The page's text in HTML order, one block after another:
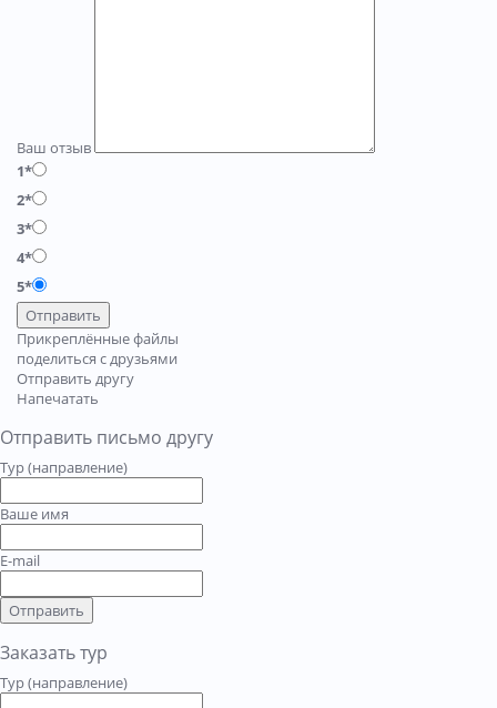
Ваш отзыв
1*
2*
3*
4*
5*
Отправить
Прикреплённые файлы
поделиться с друзьями
Отправить другу
Напечатать
Отправить письмо другу
Тур (направление)
Ваше имя
E-mail
Отправить
Заказать тур
Тур (направление)